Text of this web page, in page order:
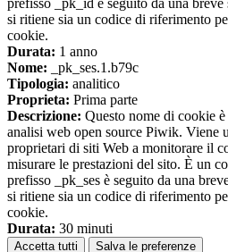
prefisso _pk_id è seguito da una
si ritiene sia un codice di riferimento
cookie.
Durata: 1 anno
Nome: _pk_ses.1.b79c
Tipologia: analitico
Proprieta: Prima parte
Descrizione: Questo nome di cookie
analisi web open source Piwik. Viene
proprietari di siti Web a monitorare il
misurare le prestazioni del sito. È un
prefisso _pk_ses è seguito da una
si ritiene sia un codice di riferimento
cookie.
Durata: 30 minuti
Accetta tutti Salva le preferenze